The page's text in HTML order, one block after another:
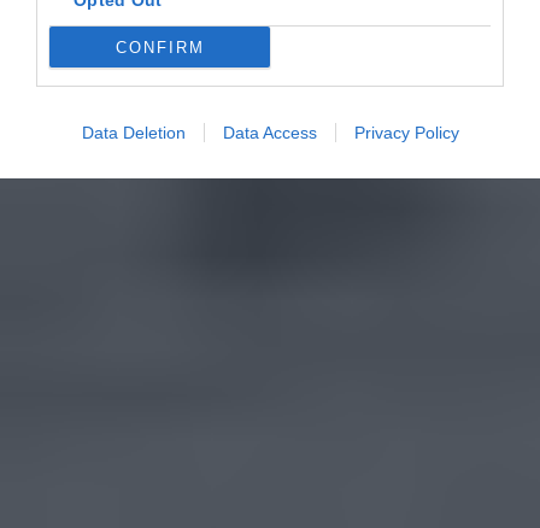
CONFIRM
Data Deletion Data Access Privacy Policy